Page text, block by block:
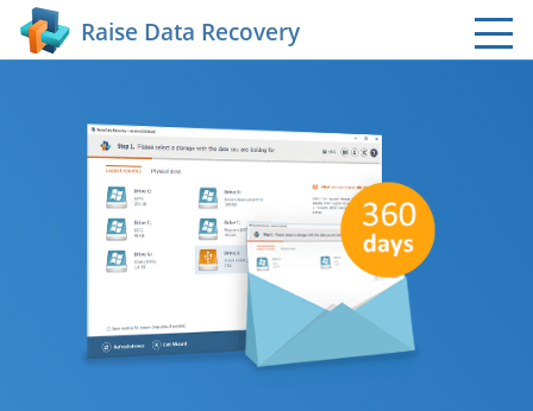
Raise Data Recovery